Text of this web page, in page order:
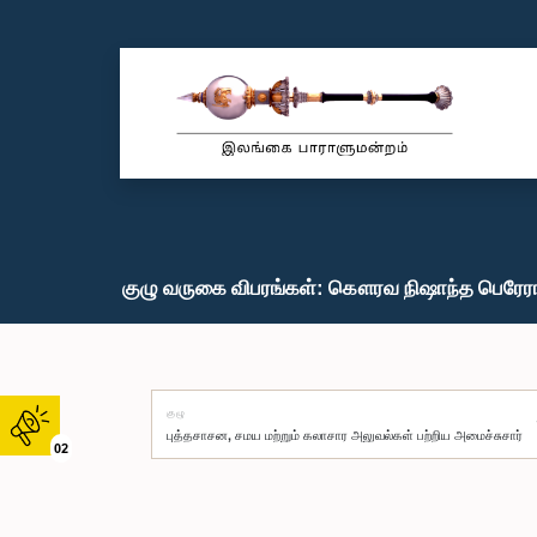
02
குழு வருகை விபரங்கள்: கௌரவ நிஷாந்த
குழு